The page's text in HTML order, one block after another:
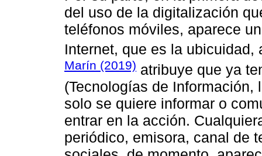
del uso de la digitalización
teléfonos móviles, aparece
Internet, que es la
Marín (2019) atribuye que ya
(Tecnologías de
solo se quiere informar o
entrar en la acción.
periódico, emisora, canal de